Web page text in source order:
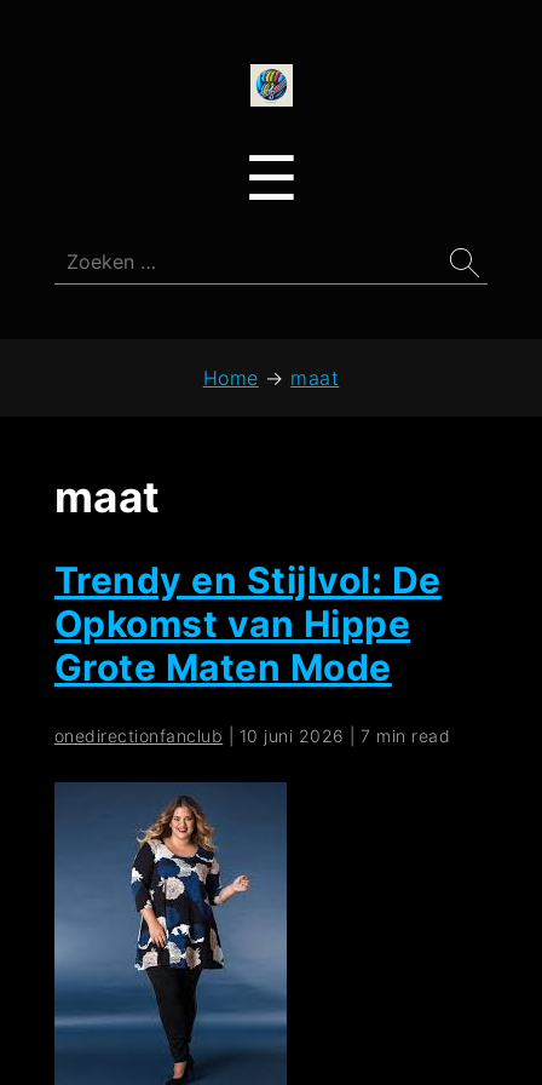
☰
Zoeken
naar:
Home → maat
maat
Trendy en Stijlvol: De
Opkomst van Hippe
Grote Maten Mode
onedirectionfanclub 10 juni 2026 |7 min read